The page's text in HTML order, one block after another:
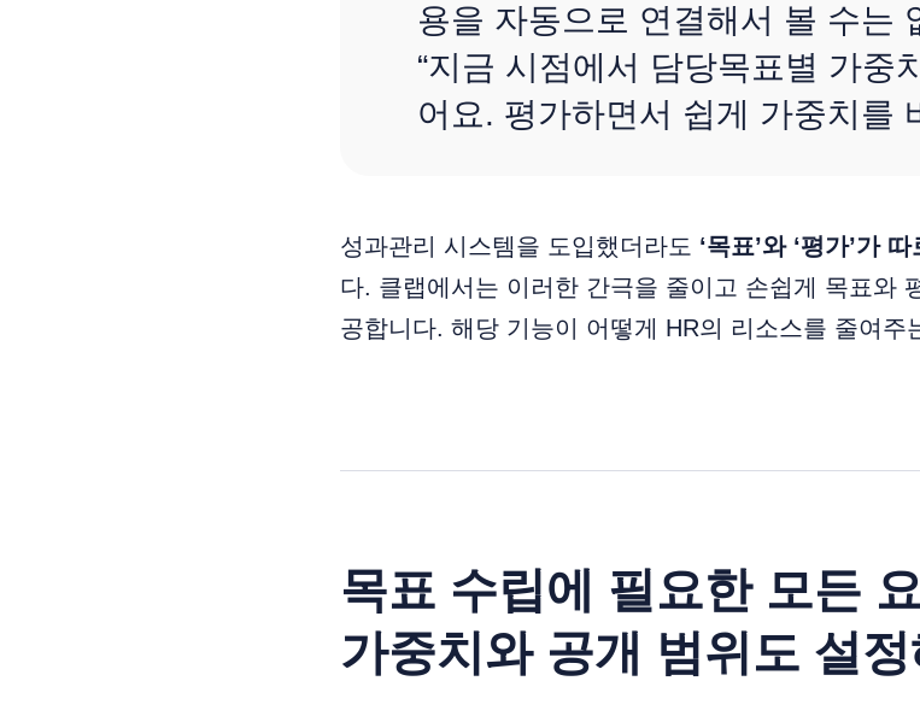
용을 자동으로 연결해서 볼 수는
“지금 시점에서 담당목표별 가중
어요. 평가하면서 쉽게 가중치를
성과관리 시스템을 도입했더라도 ‘목표’와 ‘평가’가
다. 클랩에서는 이러한 간극을 줄이고 손쉽게 목표와
공합니다. 해당 기능이 어떻게 HR의 리소스를 줄여주
목표 수립에 필요한 모든
가중치와 공개 범위도 설